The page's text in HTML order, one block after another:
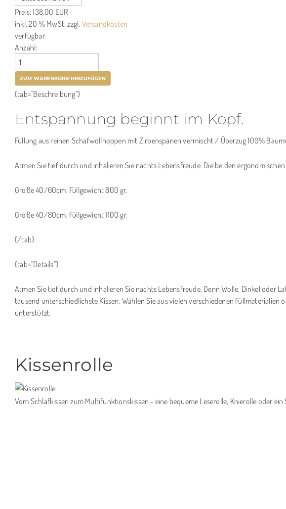
Preis:138,00 EUR
inkl. 20 % MwSt. zzgl. Versandkosten
verfügbar
Anzahl:
{tab="Beschreibung"}
Entspannung beginnt im Kopf.
Füllung aus reinen Schafwollnoppen mit Zirbenspänen vermischt / Überzug 100%
Atmen Sie tief durch und inhalieren Sie nachts Lebensfreude. Die beiden
Größe 40/60cm, Füllgewicht 800 gr.
Größe 40/80cm, Füllgewicht 1100 gr.
{/tab}
{tab="Details"}
Atmen Sie tief durch und inhalieren Sie nachts Lebensfreude. Denn Wolle, Dinkel oder
tausend unterschiedlichste Kissen. Wählen Sie aus vielen verschiedenen Füllmaterialien
unterstützt.
Kissenrolle
Vom Schlafkissen zum Multifunktionskissen - eine bequeme Leserolle, Knierolle oder